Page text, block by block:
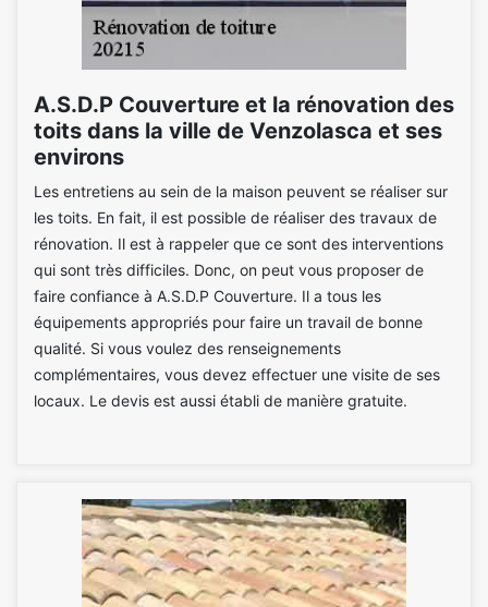
A.S.D.P Couverture et la rénovation des
toits dans la ville de Venzolasca et ses
environs
Les entretiens au sein de la maison peuvent se réaliser sur
les toits. En fait, il est possible de réaliser des travaux de
rénovation. Il est à rappeler que ce sont des interventions
qui sont très difficiles. Donc, on peut vous proposer de
faire confiance à A.S.D.P Couverture. Il a tous les
équipements appropriés pour faire un travail de bonne
qualité. Si vous voulez des renseignements
complémentaires, vous devez effectuer une visite de ses
locaux. Le devis est aussi établi de manière gratuite.